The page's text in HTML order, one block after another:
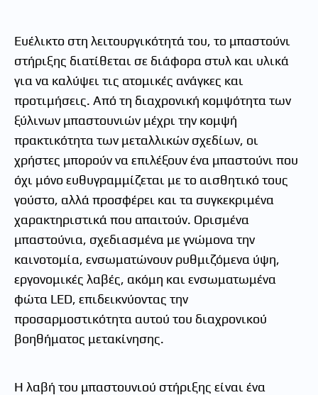
Ευέλικτο στη λειτουργικότητά του, το μπαστούνι
στήριξης διατίθεται σε διάφορα στυλ και υλικά
για να καλύψει τις ατομικές ανάγκες και
προτιμήσεις. Από τη διαχρονική κομψότητα των
ξύλινων μπαστουνιών μέχρι την κομψή
πρακτικότητα των μεταλλικών σχεδίων, οι
χρήστες μπορούν να επιλέξουν ένα μπαστούνι που
όχι μόνο ευθυγραμμίζεται με το αισθητικό τους
γούστο, αλλά προσφέρει και τα συγκεκριμένα
χαρακτηριστικά που απαιτούν. Ορισμένα
μπαστούνια, σχεδιασμένα με γνώμονα την
καινοτομία, ενσωματώνουν ρυθμιζόμενα ύψη,
εργονομικές λαβές, ακόμη και ενσωματωμένα
φώτα LED, επιδεικνύοντας την
προσαρμοστικότητα αυτού του διαχρονικού
βοηθήματος μετακίνησης.
Η λαβή του μπαστουνιού στήριξης είναι ένα